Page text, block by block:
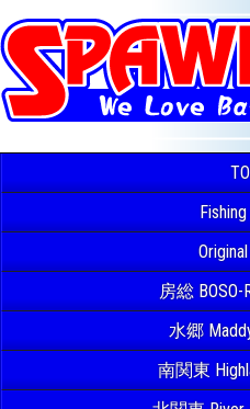
房総 BOSO-
水郷
南関東